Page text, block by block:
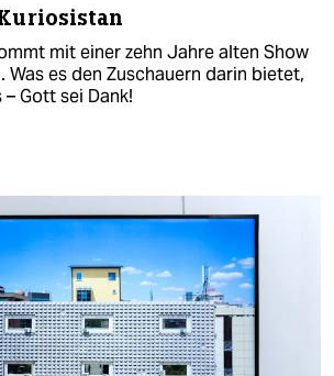
mit einer zehn Jahre alten Show
Was es den Zuschauern darin bietet,
Gott sei Dank!